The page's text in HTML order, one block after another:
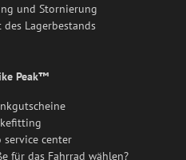
und Stornierung
Lagerbestands
Peak™
service center
für das Fahrrad wählen?